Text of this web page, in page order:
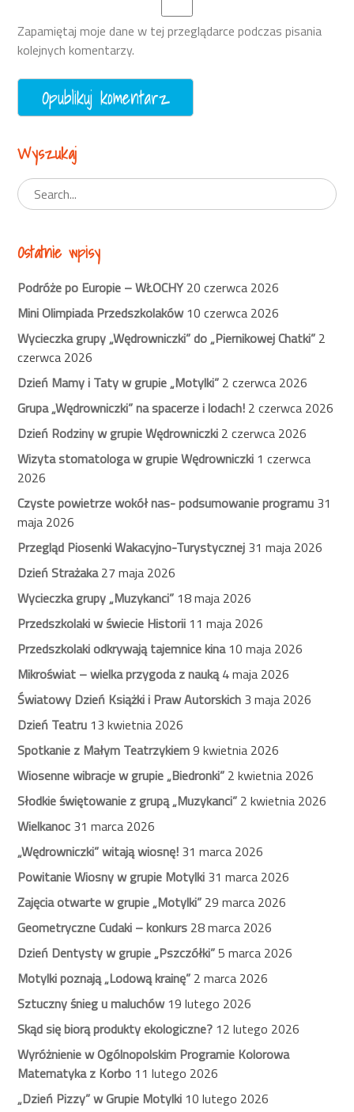
Zapamiętaj moje dane w tej przeglądarce podczas pisania
kolejnych komentarzy.
Wyszukaj
Ostatnie wpisy
Podróże po Europie – WŁOCHY20 czerwca 2026
Mini Olimpiada Przedszkolaków10 czerwca 2026
Wycieczka grupy „Wędrowniczki” do „Piernikowej Chatki” 2
czerwca 2026
Dzień Mamy i Taty w grupie „Motylki” 2 czerwca 2026
Grupa „Wędrowniczki” na spacerze i lodach! 2 czerwca 2026
Dzień Rodziny w grupie Wędrowniczki 2 czerwca 2026
Wizyta stomatologa w grupie Wędrowniczki 1 czerwca
2026
Czyste powietrze wokół nas- podsumowanie programu 31
maja 2026
Przegląd Piosenki Wakacyjno-Turystycznej 31 maja 2026
Dzień Strażaka27 maja 2026
Wycieczka grupy „Muzykanci” 18 maja 2026
Przedszkolaki w świecie Historii 11 maja 2026
Przedszkolaki odkrywają tajemnice kina10 maja 2026
Mikroświat – wielka przygoda z nauką4 maja 2026
Światowy Dzień Książki i Praw Autorskich 3 maja 2026
Dzień Teatru 13 kwietnia 2026
Spotkanie z Małym Teatrzykiem9 kwietnia 2026
Wiosenne wibracje w grupie „Biedronki” 2 kwietnia 2026
Słodkie świętowanie z grupą „Muzykanci” 2 kwietnia 2026
Wielkanoc 31 marca 2026
„Wędrowniczki” witają wiosnę! 31 marca 2026
Powitanie Wiosny w grupie Motylki 31 marca 2026
Zajęcia otwarte w grupie „Motylki” 29 marca 2026
Geometryczne Cudaki – konkurs 28 marca 2026
Dzień Dentysty w grupie „Pszczółki”5 marca 2026
Motylki poznają „Lodową krainę” 2 marca 2026
Sztuczny śnieg u maluchów19 lutego 2026
Skąd się biorą produkty ekologiczne? 12 lutego 2026
Wyróżnienie w Ogólnopolskim Programie Kolorowa
Matematyka z Korbo 11 lutego 2026
„Dzień Pizzy” w Grupie Motylki 10 lutego 2026